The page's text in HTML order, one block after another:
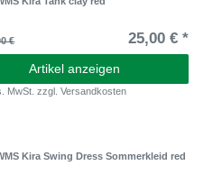
€ 25,00 € *
Artikel anzeigen
MwSt. zzgl.Versandkosten
Kira Swing Dress Sommerkleid red